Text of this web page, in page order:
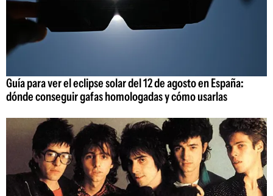
Guía para ver el eclipse solar del 12 de agosto en España:
dónde conseguir gafas homologadas y cómo usarlas